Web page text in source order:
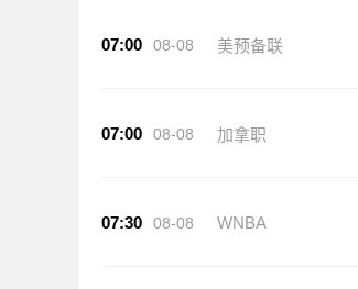
07:00 08-08 美预备联
07:00 08-08 加拿职
07:30 08-08 WNBA